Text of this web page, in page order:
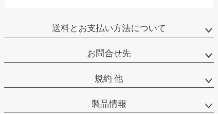
送料とお支払い方法について
お問合せ先
規約 他
製品情報